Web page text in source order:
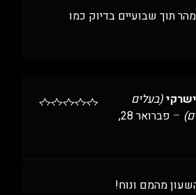
תוך שבועיים בדיוק כמו
(בעלים
–
פברואר 28,
מהמם ונוח!